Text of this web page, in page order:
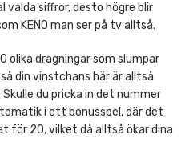
siffror, desto högre blir
KENO man ser på tv alltså.
olika dragningar som slumpar
din vinstchans här är alltså
du pricka in det nummer
i ett bonusspel, där det
för 20, vilket då alltså ökar dina